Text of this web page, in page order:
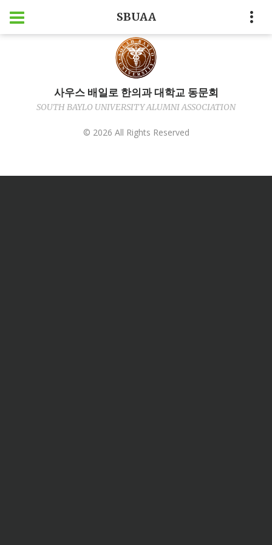
SBUAA
사우스 배일로 한의과 대학교 동문회
SOUTH BAYLO UNIVERSITY ALUMNI ASSOCIATION
© 2026 All Rights Reserved